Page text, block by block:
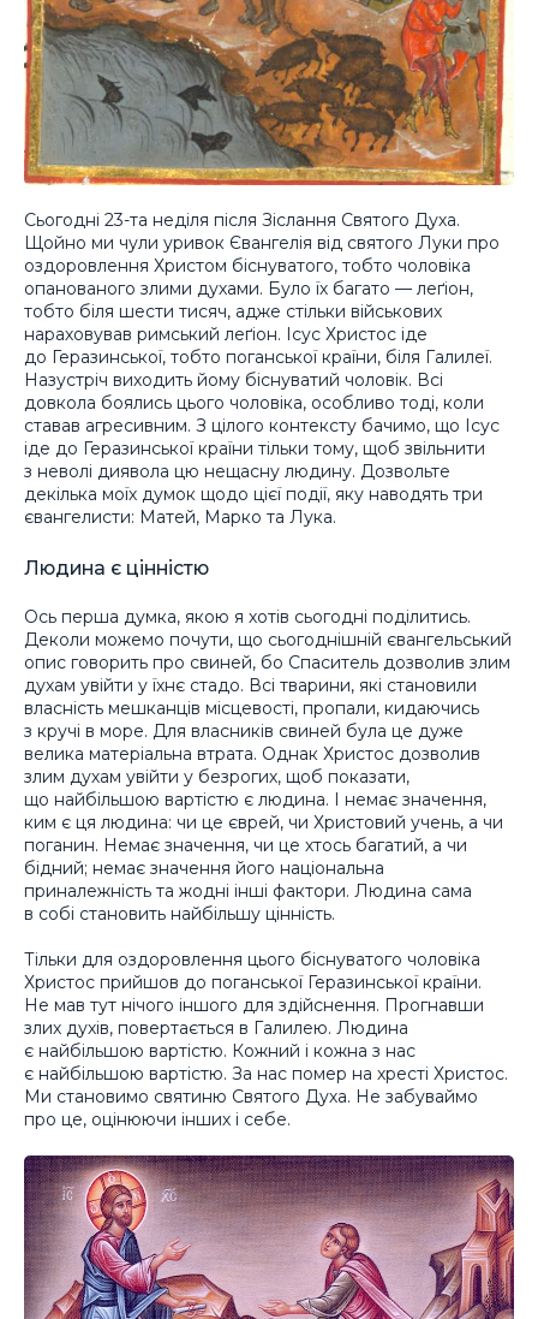
Сьогодні 23-та неділя після Зіслання Святого Духа.
Щойно ми чули уривок Євангелія від святого Луки про
оздоровлення Христом біснуватого, тобто чоловіка
опанованого злими духами. Було їх багато — леґіон,
тобто біля шести тисяч, адже стільки військових
нараховував римський леґіон. Ісус Христос іде
до Геразинської, тобто поганської країни, біля Галилеї.
Назустріч виходить йому біснуватий чоловік. Всі
довкола боялись цього чоловіка, особливо тоді, коли
ставав агресивним. З цілого контексту бачимо, що Ісус
іде до Геразинської країни тільки тому, щоб звільнити
з неволі диявола цю нещасну людину. Дозвольте
декілька моїх думок щодо цієї події, яку наводять три
євангелисти: Матей, Марко та Лука.
Людина є цінністю
Ось перша думка, якою я хотів сьогодні поділитись.
Деколи можемо почути, що сьогоднішній євангельський
опис говорить про свиней, бо Спаситель дозволив злим
духам увійти у їхнє стадо. Всі тварини, які становили
власність мешканців місцевості, пропали, кидаючись
з кручі в море. Для власників свиней була це дуже
велика матеріальна втрата. Однак Христос дозволив
злим духам увійти у безрогих, щоб показати,
що найбільшою вартістю є людина. І немає значення,
ким є ця людина: чи це єврей, чи Христовий учень, а чи
поганин. Немає значення, чи це хтось багатий, а чи
бідний; немає значення його національна
приналежність та жодні інші фактори. Людина сама
в собі становить найбільшу цінність.
Тільки для оздоровлення цього біснуватого чоловіка
Христос прийшов до поганської Геразинської країни.
Не мав тут нічого іншого для здійснення. Прогнавши
злих духів, повертається в Галилею. Людина
є найбільшою вартістю. Кожний і кожна з нас
є найбільшою вартістю. За нас помер на хресті Христос.
Ми становимо святиню Святого Духа. Не забуваймо
про це, оцінюючи інших і себе.